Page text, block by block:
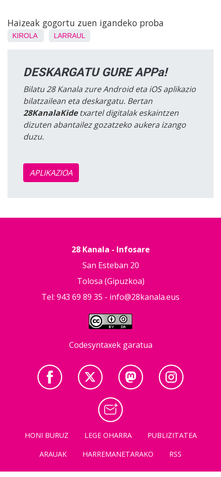
Haizeak gogortu zuen igandeko proba
KIROLA LARRAUL
DESKARGATU GURE APPa!
Bilatu 28 Kanala zure Android eta iOS aplikazio
bilatzailean eta deskargatu. Bertan
28KanalaKidetxartel digitalak eskaintzen
dizuten abantailez gozatzeko aukera izango
duzu.
APLIKAZIOA
28 Kanala - Infosare
San Esteban 20
Tolosa (Gipuzkoa)
Tel: 943 69 89 35 - info@28kanala.eus
Codesyntaxek garatua
HONI BURUZ LEGE OHARRA
PUBLIZITATEA
ARAUAK
HARREMANETARAKO RSS